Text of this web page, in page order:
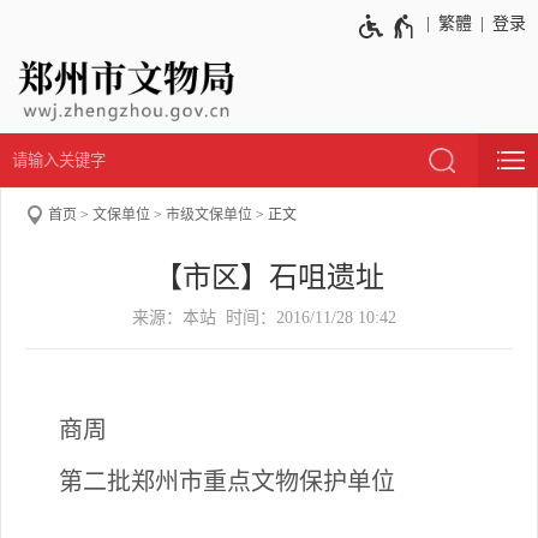
繁體 登录
首页 文保单位 市级文保单位 正文
【市区】石咀遗址
来源：本站 时间：2016/11/28 10:42
商周
第二批郑州市重点文物保护单位